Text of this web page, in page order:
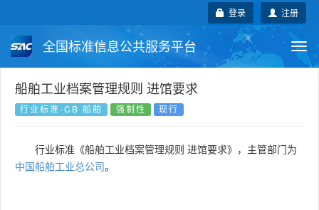
注册
登录
全国标准信息公共服务平台
国家标准 行业标准
国外标准 技术委员会
船舶工业档案管理规则 进馆要求
行业标准-CB 船舶 强制性 现行
行业标准《船舶工业档案管理规则 进馆要求》，主管部门为
中国船舶工业总公司。